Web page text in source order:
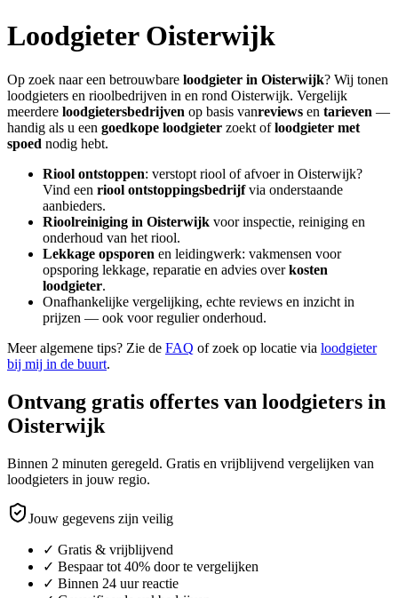
Loodgieter Oisterwijk
Op zoek naar een betrouwbare loodgieter in Oisterwijk? Wij tonen
loodgieters en rioolbedrijven in en rond Oisterwijk. Vergelijk
meerdere loodgietersbedrijven op basis vanreviews en tarieven —
handig als u een goedkope loodgieter zoekt ofloodgieter met
spoed nodig hebt.
Riool ontstoppen: verstopt riool of afvoer in Oisterwijk?
Vind een riool ontstoppingsbedrijfvia onderstaande
aanbieders.
Rioolreiniging in Oisterwijk voor inspectie, reiniging en
onderhoud van het riool.
Lekkage opsporen en leidingwerk: vakmensen voor
opsporing lekkage, reparatie en advies overkosten
loodgieter.
Onafhankelijke vergelijking, echte reviews en inzicht in
prijzen — ook voor regulier onderhoud.
Meer algemene tips? Zie de FAQ of zoek op locatie via loodgieter
bij mij in de buurt.
Ontvang gratis offertes van loodgieters in
Oisterwijk
Binnen 2 minuten geregeld. Gratis en vrijblijvend vergelijken van
loodgieters in jouw regio.
Jouw gegevens zijn veilig
✓ Gratis & vrijblijvend
✓ Bespaar tot 40% door te vergelijken
✓ Binnen 24 uur reactie